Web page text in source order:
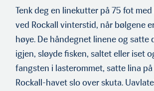
Tenk deg en linekutter på 75 fot
ved Rockall vinterstid, når bølgene
høye. De håndegnet linene og satte
igjen, sløyde fisken, saltet eller iset
fangsten i lasterommet, satte lina
Rockall-havet slo over skuta.